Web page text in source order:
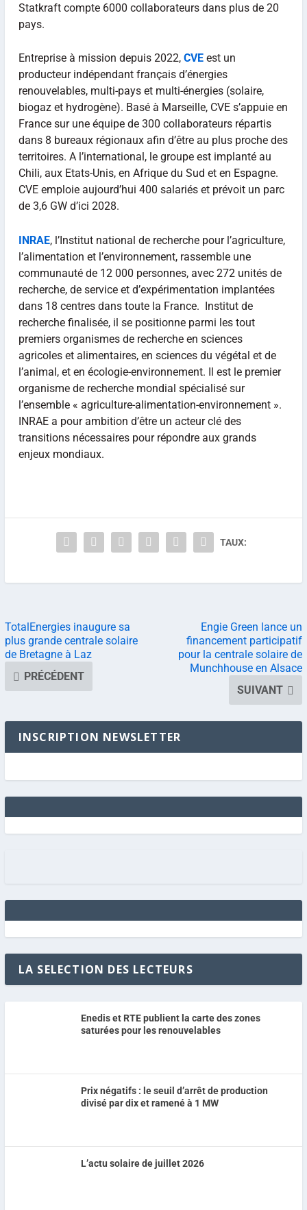
Statkraft compte 6000 collaborateurs dans plus de 20
pays.
Entreprise à mission depuis 2022, CVE est un
producteur indépendant français d’énergies
renouvelables, multi-pays et multi-énergies (solaire,
biogaz et hydrogène). Basé à Marseille, CVE s’appuie en
France sur une équipe de 300 collaborateurs répartis
dans 8 bureaux régionaux afin d’être au plus proche des
territoires. A l’international, le groupe est implanté au
Chili, aux Etats-Unis, en Afrique du Sud et en Espagne.
CVE emploie aujourd’hui 400 salariés et prévoit un parc
de 3,6 GW d’ici 2028.
INRAE, l’Institut national de recherche pour l’agriculture,
l’alimentation et l’environnement, rassemble une
communauté de 12 000 personnes, avec 272 unités de
recherche, de service et d’expérimentation implantées
dans 18 centres dans toute la France. Institut de
recherche finalisée, il se positionne parmi les tout
premiers organismes de recherche en sciences
agricoles et alimentaires, en sciences du végétal et de
l’animal, et en écologie-environnement. Il est le premier
organisme de recherche mondial spécialisé sur
l’ensemble « agriculture-alimentation-environnement ».
INRAE a pour ambition d’être un acteur clé des
transitions nécessaires pour répondre aux grands
enjeux mondiaux.
TAUX:
TotalEnergies inaugure sa
plus grande centrale solaire
de Bretagne à Laz
PRÉCÉDENT
Engie Green lance un
financement participatif
pour la centrale solaire de
Munchhouse en Alsace
SUIVANT
INSCRIPTION NEWSLETTER
LA SELECTION DES LECTEURS
Enedis et RTE publient la carte des zones
saturées pour les renouvelables
Prix négatifs : le seuil d’arrêt de production
divisé par dix et ramené à 1 MW
L’actu solaire de juillet 2026